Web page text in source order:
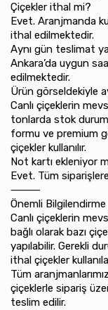
Çiçekler ithal mi?
Evet. Aranjmanda
ithal edilmektedir.
Aynı gün teslimat
Ankara’da uygun
edilmektedir.
Ürün görseldekiyle
Canlı çiçeklerin
tonlarda stok
formu ve premium
çiçekler kullanılır.
Not kartı ekleniyor
Evet. Tüm
⸻
Önemli Bilgilendirme
Canlı çiçeklerin
bağlı olarak bazı
yapılabilir. Gerekli
ithal çiçekler
Tüm
çiçeklerle sipariş
teslim edilir.